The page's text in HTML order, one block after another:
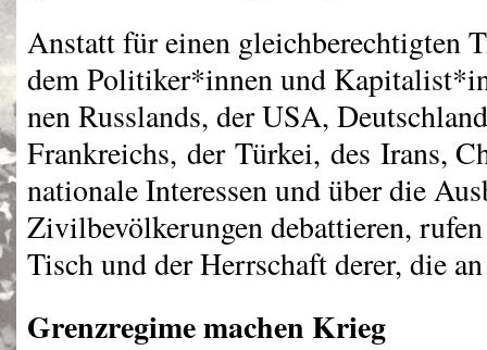
Anstatt für einen gleichberechtigten
dem Politiker*innen und
nen Russlands, derUSA,
Frankreichs, der Türkei, des Irans,
nationale Interessen und über die
Zivilbevölkerungen debattieren,
Tisch und der Herrschaft derer, die
Grenzregime machen Krieg